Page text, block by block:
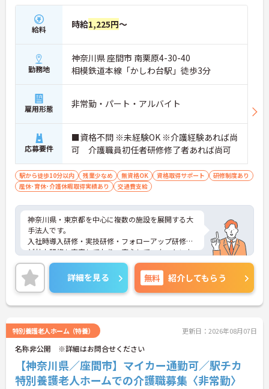
給料 時給1,225円～
勤務地
神奈川県 座間市 南栗原4-30-40
相模鉄道本線「かしわ台駅」徒歩3分
雇用形態 非常勤・パート・アルバイト
応募要件
■資格不問 ※未経験OK ※介護経験あれば尚
可 介護職員初任者研修修了者あれば尚可
駅から徒歩10分以内 残業少なめ 無資格OK 資格取得サポート
研修制度あり
産休･育休･介護休暇取得実績あり
交通費支給
神奈川県・東京都を中心に複数の施設を展開する大
手法人です。
入社時導入研修・実技研修・フォローアップ研修な
ど社内研修も充実しており、安心してスタートいた
だけます。
資格取得のための支援制度もあり、働きながらスキ
ルアップも目指せます。
施設形態が豊富なため、キャリアアップの際には
様々な業種での経験を積むこともできます。
詳細をお話しいたしますのでお気軽にご相談くださ
い！
詳細を見る 無料 紹介してもらう
特別養護老人ホーム（特養） 更新日：2026年08月07日
名称非公開 ※詳細はお問合せください
【神奈川県／座間市】マイカー通勤可／駅チカ
特別養護老人ホームでの介護職募集〈非常勤〉